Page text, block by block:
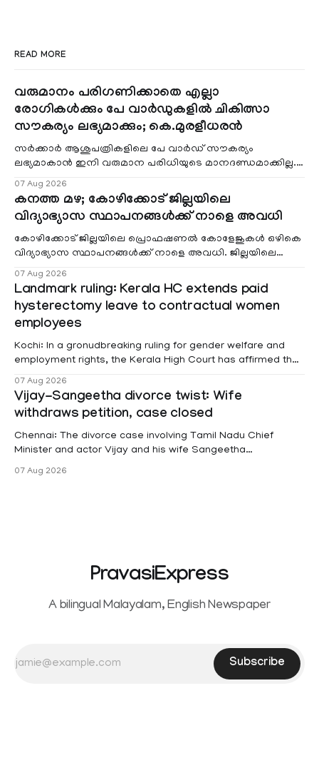
READ MORE
വരുമാനം പരിഗണിക്കാതെ എല്ലാ
രോഗികൾക്കും പേ വാർഡുകളിൽ ചികിത്സാ
സൗകര്യം ലഭ്യമാക്കും; കെ.മുരളീധരൻ
സർക്കാർ ആശുപത്രികളിലെ പേ വാർഡ് സൗകര്യം
ലഭ്യമാകാൻ ഇനി വരുമാന പരിധിയുടെ മാനദണ്ഡമാക്കില്ല.
വരുമാനം പരിഗണിക്കാതെ എല്ലാ രോഗികൾക്കും പേ വാർഡു
07 Aug 2026
കനത്ത മഴ; കോഴിക്കോട് ജില്ലയിലെ
വിദ്യാഭ്യാസ സ്ഥാപനങ്ങൾക്ക് നാളെ അവധി
കോഴിക്കോട് ജില്ലയിലെ പ്രൊഫഷണൽ കോളേജുകൾ ഒഴികെ
വിദ്യാഭ്യാസ സ്ഥാപനങ്ങൾക്ക് നാളെ അവധി. ജില്ലയിലെ
മലയോര- തീരദേശ മേഖലകളിലും മറ്റും ശക്തമായ മഴയു
07 Aug 2026
Landmark ruling: Kerala HC extends paid
hysterectomy leave to contractual women
employees
Kochi: In a gronudbreaking ruling for gender welfare and
employment rights, the Kerala High Court has affirmed that
female contractual staff employed in government-funded
projects are eligible for paid medical leave following
hysterectomy surgery under the Kerala Service Rules
(KSR). The court noted that since essential benefits like
maternity
07 Aug 2026
Vijay-Sangeetha divorce twist: Wife
withdraws petition, case closed
Chennai: The divorce case involving Tamil Nadu Chief
Minister and actor Vijay and his wife Sangeetha
Sowrnalingam has taken a new turn after Sangeetha
Sowrnalingam has taken a new turn after Sangeetha
07 Aug 2026
PravasiExpress
A bilingual Malayalam, English Newspaper
Subscribe